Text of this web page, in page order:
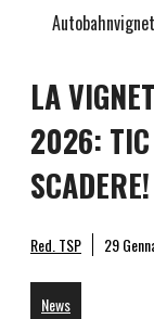
LA
2026:
SCADERE!
Red. TSP 29
News